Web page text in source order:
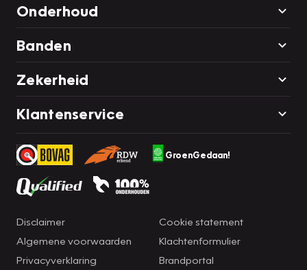
Onderhoud
Banden
Zekerheid
Klantenservice
GroenGedaan!
Disclaimer
Algemene voorwaarden
Privacyverklaring
Cookie statement
Klachtenformulier
Brandportal